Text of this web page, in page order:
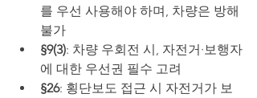
를 우선 사용해야 하며, 차량은 방해
불가
§9(3): 차량 우회전 시, 자전거·보행자
에 대한 우선권 필수 고려
§26: 횡단보도 접근 시 자전거가 보